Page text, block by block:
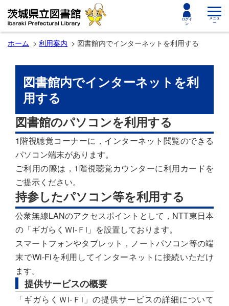
ログイ
ン
toggle
メニュ
ー
ホーム 利用案内 図書館内でインターネットを利用する
図書館内でインターネットを利
用する
図書館のパソコンを利用する
1階視聴覚コーナーに，インターネット閲覧のできる
パソコン端末があります。
ご利用の際は，1階視聴覚カウンターに利用カードを
ご提示ください。
持参したパソコン等を利用する
公衆無線LANのアクセスポイントとして，NTT東日本
の「ギガらくＷi-Ｆi」を設置しております。
スマートフォンやタブレット，ノートパソコン等の端
末でWi-Fiを利用してインターネットに接続いただけ
ます。
提供サービスの概要
「ギガらくＷi-Ｆi」の提供サービスの詳細について